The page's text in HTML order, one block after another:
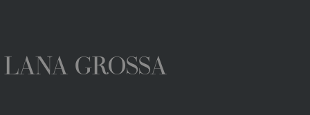
GROSSA